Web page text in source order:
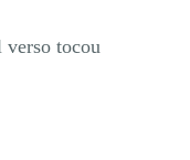
verso tocou